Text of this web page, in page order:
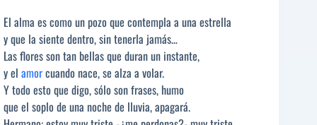
El alma es como un pozo que contempla a una estrella
y que la siente dentro, sin tenerla jamás…
Las flores son tan bellas que duran un instante,
y el amorcuando nace, se alza a volar.
Y todo esto que digo, sólo son frases, humo
que el soplo de una noche de lluvia, apagará.